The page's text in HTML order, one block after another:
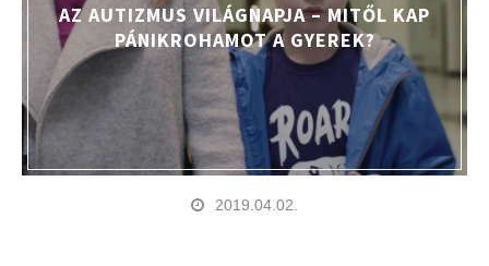
AZ AUTIZMUS VILÁGNAPJA – MITŐL KAP
PÁNIKROHAMOT A GYEREK?
2019.04.02.